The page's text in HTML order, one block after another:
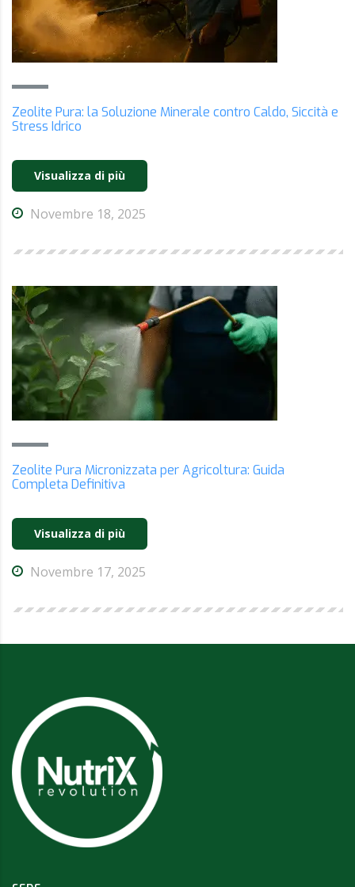
Zeolite Pura: la Soluzione Minerale contro Caldo, Siccità e
Stress Idrico
Visualizza di più
Novembre 18, 2025
Zeolite Pura Micronizzata per Agricoltura: Guida
Completa Definitiva
Visualizza di più
Novembre 17, 2025